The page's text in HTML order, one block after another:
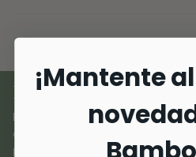
NUESTROS
Bamboom nace del amor por los
combinando
productos de primera calidad
¡Mantente